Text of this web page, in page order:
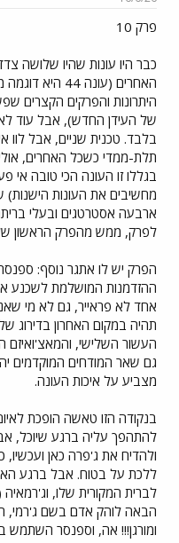
פרק 10
כבר היו עונות שהיו שלושה
האחרים (עונה
היתרונות והפרקים הקצרים
של העידן החדש), אבל עוד
בלבד. טכנית שניים, אבל לוו
תלת-ממדי כשכל האחרים,
מחשיבים את העונות הישנות)
ארבעה אסטרטגים ובעלי
לפרק, ממש מהפרק הראשון
הפרק יש לו אתגר נוסף:
ההזדמנות המושלמת לשכנע
אחד לא פראייר, גם לא מי
תהיה במקום האחרון בדירוג
גם שאר המודחים המוקדמים
מצביע על איכות העונה.
בנקודה הזו טאשה הופכת
להתהפך עליה ברגע שיוכל,
ולהדיח את ג'פרה כאן ועכשיו,
ללכת על בטוח. אבל ברגע
הבאה לוהק אדם בשם ג'רמי,
ומורגן!!! אה, וספנסר השתמש